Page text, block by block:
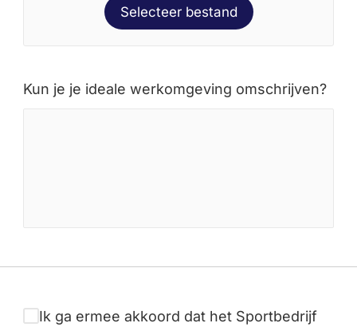
Selecteer bestand
Kun je je ideale werkomgeving omschrijven?
Ik ga ermee akkoord dat het Sportbedrijf